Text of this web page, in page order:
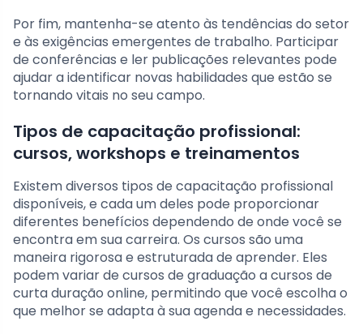
Por fim, mantenha-se atento às tendências do setor
e às exigências emergentes de trabalho. Participar
de conferências e ler publicações relevantes pode
ajudar a identificar novas habilidades que estão se
tornando vitais no seu campo.
Tipos de capacitação profissional:
cursos, workshops e treinamentos
Existem diversos tipos de capacitação profissional
disponíveis, e cada um deles pode proporcionar
diferentes benefícios dependendo de onde você se
encontra em sua carreira. Os cursos são uma
maneira rigorosa e estruturada de aprender. Eles
podem variar de cursos de graduação a cursos de
curta duração online, permitindo que você escolha o
que melhor se adapta à sua agenda e necessidades.